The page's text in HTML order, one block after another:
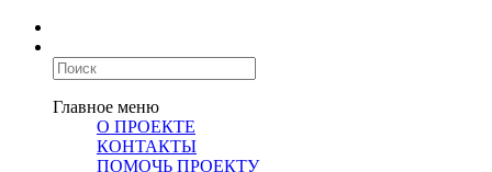
Главное меню
О ПРОЕКТЕ
КОНТАКТЫ
ПОМОЧЬ ПРОЕКТУ